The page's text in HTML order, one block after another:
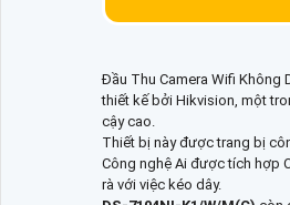
Đầu Thu Camera Wifi Không
thiết kế bởi Hikvision, một
cậy cao.
Thiết bị này được trang bị
Công nghệ Ai được tích hợp
rà với việc kéo dây.